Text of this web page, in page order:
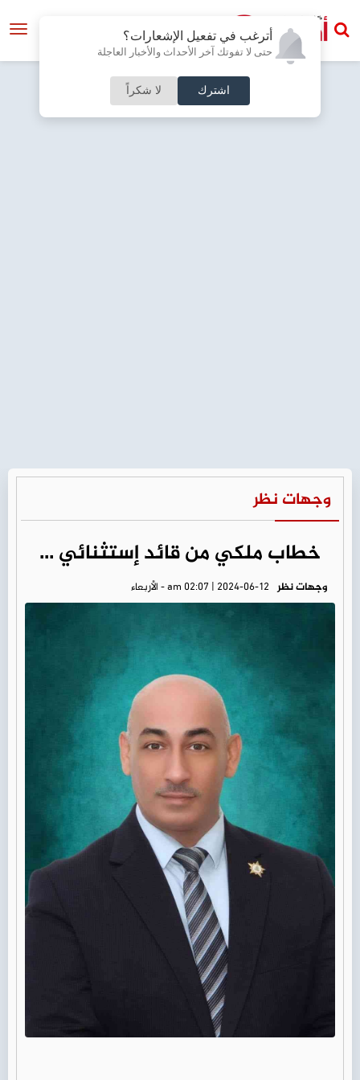
أترغب في تفعيل الإشعارات؟
حتى لا تفوتك آخر الأحداث والأخبار العاجلة
اشترك لا شكراً
وجهات نظر
خطاب ملكي من قائد إستثنائي ...
وجهات نظر am 02:07 | 2024-06-12 - الأربعاء